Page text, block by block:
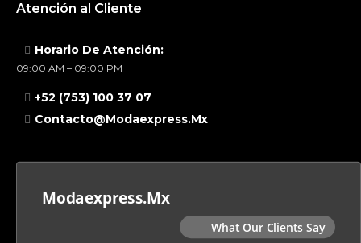
Atención al Cliente
Horario De Atención:
09:00 AM – 09:00 PM
+52 (753) 100 37 07
Contacto@modaexpress.mx
Modaexpress.mx
What Our Clients Say